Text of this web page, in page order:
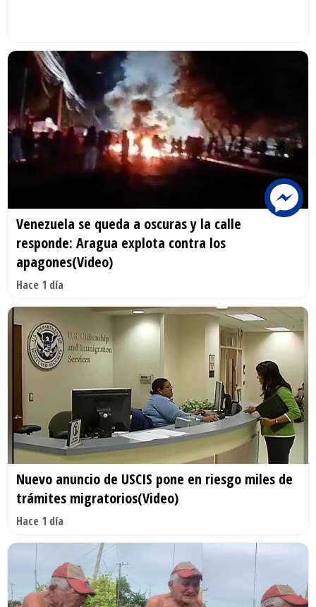
Venezuela se queda a oscuras y la calle
responde: Aragua explota contra los
apagones(Video)
Hace 1 día
Nuevo anuncio de USCIS pone en riesgo miles de
trámites migratorios(Video)
Hace 1 día